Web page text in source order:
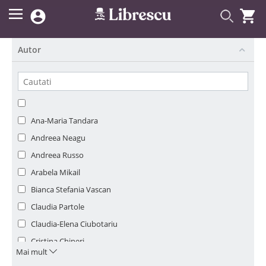
 
Autor
Ana-Maria Tandara
Andreea Neagu
Andreea Russo
Arabela Mikail
Bianca Stefania Vascan
Claudia Partole
Claudia-Elena Ciubotariu
Cristina Chiperi
Elena Dreglea
Mai mult